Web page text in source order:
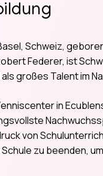
Schweiz,
Federer, ist
großes Talent im
in
von
zu beenden,